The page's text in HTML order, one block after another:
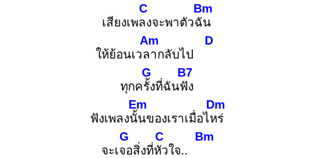
เสียงเพลง
C
จะพาตัวฉัน
Bm
ให้ย้อนเวลา
Am
กลับไป
D
ทุกครั้ง
G
ที่ฉันฟัง
B7
ฟังเพลงนั้น
Em
ของเราเมื่อไหร่
Dm
จะเจอ
G
สิ่งที่หัว
C
ใจ..
Bm